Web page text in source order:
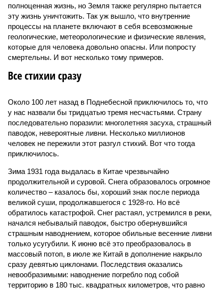
полноценная жизнь, но Земля также регулярно пытается
эту жизнь уничтожить. Так уж вышло, что внутренние
процессы на планете включают в себя всевозможные
геологические, метеорологические и физические явления,
которые для человека довольно опасны. Или попросту
смертельны. И вот несколько тому примеров.
Все стихии сразу
Около 100 лет назад в Поднебесной приключилось то, что
у нас назвали бы тридцатью тремя несчастьями. Страну
последовательно поразили: многолетняя засуха, страшный
паводок, невероятные ливни. Несколько миллионов
человек не пережили этот разгул стихий. Вот что тогда
приключилось.
Зима 1931 года выдалась в Китае чрезвычайно
продолжительной и суровой. Снега образовалось огромное
количество – казалось бы, хороший знак после периода
великой суши, продолжавшегося с 1928-го. Но всё
обратилось катастрофой. Снег растаял, устремился в реки,
начался небывалый паводок, быстро обернувшийся
страшным наводнением, которое обильные весенние ливни
только усугубили. К июню всё это преобразовалось в
массовый потоп, в июле же Китай в дополнение накрыло
сразу девятью циклонами. Последствия оказались
невообразимыми: наводнение погребло под собой
территорию в 180 тыс. квадратных километров, что равно